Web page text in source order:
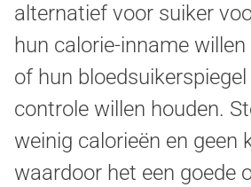
alternatief voor suiker
hun calorie-inname
of hun
controle willen houden.
weinig calorieën en geen
waardoor het een goede